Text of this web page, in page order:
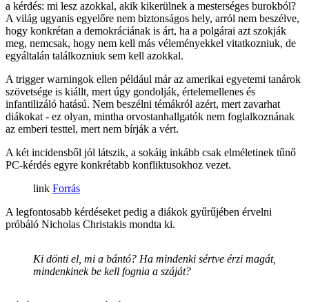
a kérdés: mi lesz azokkal, akik kikerülnek a mesterséges burokból?
A világ ugyanis egyelőre nem biztonságos hely, arról nem beszélve,
hogy konkrétan a demokráciának is árt, ha a polgárai azt szokják
meg, nemcsak, hogy nem kell más véleményekkel vitatkozniuk, de
egyáltalán találkozniuk sem kell azokkal.
A trigger warningok ellen például már az amerikai egyetemi tanárok
szövetsége is kiállt, mert úgy gondolják, értelemellenes és
infantilizáló hatású. Nem beszélni témákról azért, mert zavarhat
diákokat - ez olyan, mintha orvostanhallgatók nem foglalkoznának
az emberi testtel, mert nem bírják a vért.
A két incidensből jól látszik, a sokáig inkább csak elméletinek tűnő
PC-kérdés egyre konkrétabb konfliktusokhoz vezet.
Forrás
A legfontosabb kérdéseket pedig a diákok gyűrűjében érvelni
próbáló Nicholas Christakis mondta ki.
Ki dönti el, mi a bántó? Ha mindenki sértve érzi magát,
mindenkinek be kell fognia a száját?